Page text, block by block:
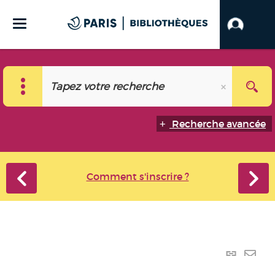
Recherche avancée
Comment s'inscrire ?
Lien